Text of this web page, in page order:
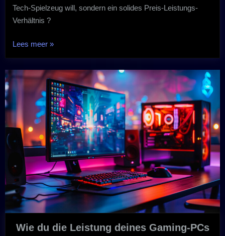
Tech-Spielzeug will, sondern ein solides Preis-Leistungs-
Verhältnis ?
Lees meer„Welches
VR-
Headset
2025
kaufen?
Der
beste
Preis-
Leistungs-
Tipp“
»
Wie du die Leistung deines Gaming-PCs